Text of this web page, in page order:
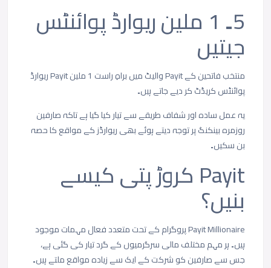
5۔ 1 ملینریوارڈپوائنٹس
جیتیں
منتخبفاتحینکےPayit والیٹمیںبراہِراست ملینPayit
ریوارڈ
پوائنٹسکریڈٹکردیےجاتےہیں۔
یہعملسادہاورشفافطریقےسےتیارکیاگیاہےتاکہصارفین
روزمرہبینکنگپرتوجہدیتےہوئےبھیریوارڈزکےمواقعکاحصہ
بنسکیں۔
Payit کروڑپتیکیسے
بنیں؟
Payit Millionaire پروگرام کےتحتمتعددفعالمہماتموجود
ہیں۔ہرمہممختلفمالیسرگرمیوںکےگردتیارکیگئیہے،
جسسےصارفینکوشرکتکےایکسےزیادہمواقعملتےہیں۔